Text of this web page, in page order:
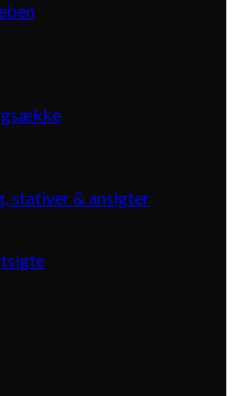
stativer & ansigter